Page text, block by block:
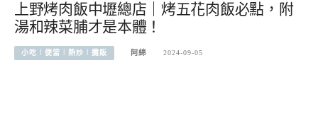
上野烤肉飯中壢總店｜烤五花肉飯必點，附
湯和辣菜脯才是本體！
小吃︱便當︱熱炒︱攤販 阿綿 2024-09-05